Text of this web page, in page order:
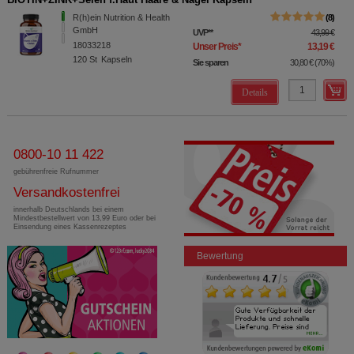
R(h)ein Nutrition & Health
GmbH
18033218
120 St Kapseln
8
UVP** 43,99 €
Unser Preis* 13,19 €
Sie sparen 30,80 € (70%)
Details
0800-10 11 422
gebührenfreie Rufnummer
Versandkostenfrei
innerhalb Deutschlands bei einem
Mindestbestellwert von 13,99 Euro oder bei
Einsendung eines Kassenrezeptes
Bewertung